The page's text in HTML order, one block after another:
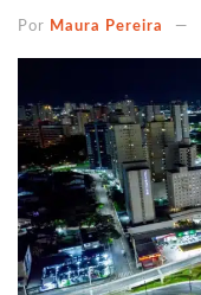
Por Maura Pereira